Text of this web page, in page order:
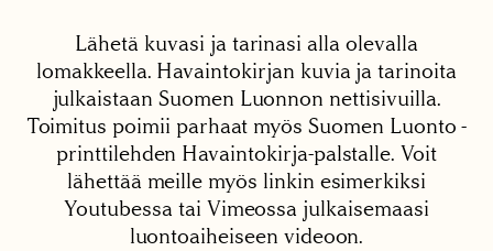
Lähetä kuvasi ja tarinasi alla olevalla
lomakkeella. Havaintokirjan kuvia ja tarinoita
julkaistaan Suomen Luonnon nettisivuilla.
Toimitus poimii parhaat myös Suomen Luonto -
printtilehden Havaintokirja-palstalle. Voit
lähettää meille myös linkin esimerkiksi
Youtubessa tai Vimeossa julkaisemaasi
luontoaiheiseen videoon.